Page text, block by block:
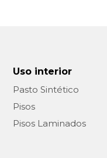
Uso interior
Pasto Sintético
Pisos
Pisos Laminados